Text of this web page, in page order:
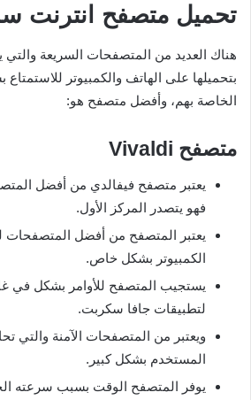
تحميل متصفح انترنت
هناك العديد من المتصفحات السريعة
بتحميلها على الهاتف والكمبيوتر
الخاصة بهم، وأفضل متصفح هو:
متصفح Vivaldi
يعتبر متصفح فيفالدي من أفضل
فهو يتصدر المركز الأول.
يعتبر المتصفح من أفضل المتصفحات
الكمبيوتر بشكل خاص.
يستجيب المتصفح للأوامر بشكل في
لتطبيقات جافا سكربت.
ويعتبر من المتصفحات الآمنة
المستخدم بشكل كبير.
يوفر المتصفح الوقت بسبب سرعته